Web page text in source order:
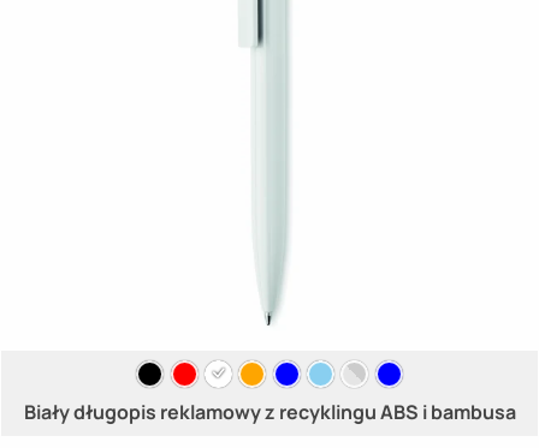
Biały długopis reklamowy z recyklingu ABS i bambusa